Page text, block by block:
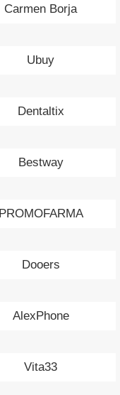
Carmen Borja
Ubuy
Dentaltix
Bestway
PROMOFARMA
Dooers
AlexPhone
Vita33